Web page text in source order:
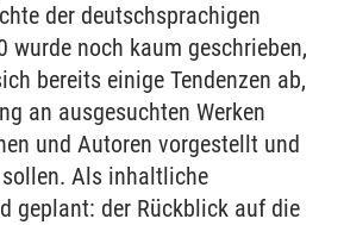
der deutschsprachigen
wurde noch kaum geschrieben,
bereits einige Tendenzen ab,
an ausgesuchten Werken
und Autoren vorgestellt und
Als inhaltliche
geplant: der Rückblick auf die